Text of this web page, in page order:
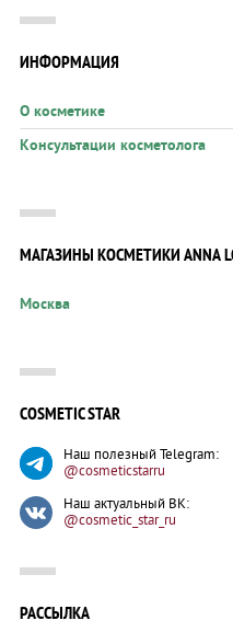
ИНФОРМАЦИЯ
О косметике
Консультации косметолога
МАГАЗИНЫ КОСМЕТИКИ ANNA
Москва
COSMETIC STAR
Наш полезный Telegram:
@cosmeticstarru
Наш актуальный ВК:
@cosmetic_star_ru
РАССЫЛКА